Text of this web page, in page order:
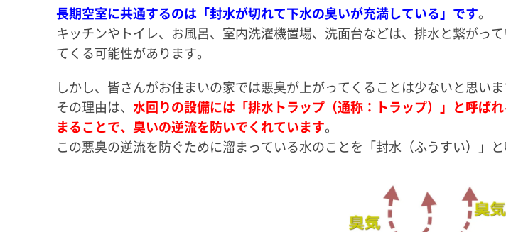
長期空室に共通するのは「封水が切れて下水の臭いが充満している」です。
キッチンやトイレ、お風呂、室内洗濯機置場、洗面台などは、排水と繋がっ
てくる可能性があります。
しかし、皆さんがお住まいの家では悪臭が上がってくることは少ないと思いま
その理由は、 水回りの設備には「排水トラップ（通称：トラップ）」と呼ば
まることで、臭いの逆流を防いでくれています。
この悪臭の逆流を防ぐために溜まっている水のことを「封水（ふうすい）」と